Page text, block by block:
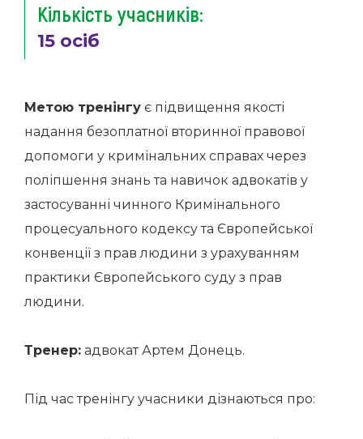
Кількість учасників:
15 осіб
Метою тренінгу є підвищення якості
надання безоплатної вторинної правової
допомоги у кримінальних справах через
поліпшення знань та навичок адвокатів у
застосуванні чинного Кримінального
процесуального кодексу та Європейської
конвенції з прав людини з урахуванням
практики Європейського суду з прав
людини.
Тренер: адвокат Артем Донець.
Під час тренінгу учасники дізнаються про: